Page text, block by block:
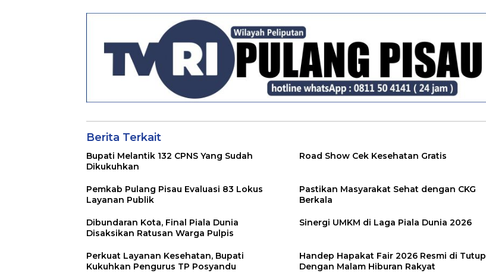
Berita Terkait
Bupati Melantik 132 CPNS Yang Sudah
Dikukuhkan
Road Show Cek Kesehatan Gratis
Pemkab Pulang Pisau Evaluasi 83 Lokus
Layanan Publik
Pastikan Masyarakat Sehat dengan CKG
Berkala
Dibundaran Kota, Final Piala Dunia
Disaksikan Ratusan Warga Pulpis
Sinergi UMKM di Laga Piala Dunia 2026
Perkuat Layanan Kesehatan, Bupati
Kukuhkan Pengurus TP Posyandu
Handep Hapakat Fair 2026 Resmi di Tutup
Dengan Malam Hiburan Rakyat